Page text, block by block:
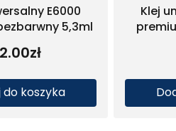
Klej uniwersalny E6000
premium bezbarwny 59,1
Dodaj do koszyka